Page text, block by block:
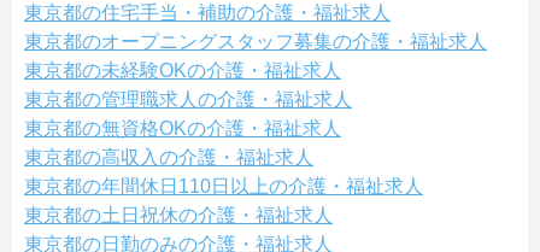
東京都の住宅手当・補助の介護・福祉求人
東京都のオープニングスタッフ募集の介護・福祉求人
東京都の未経験OKの介護・福祉求人
東京都の管理職求人の介護・福祉求人
東京都の無資格OKの介護・福祉求人
東京都の高収入の介護・福祉求人
東京都の年間休日110日以上の介護・福祉求人
東京都の土日祝休の介護・福祉求人
東京都の日勤のみの介護・福祉求人